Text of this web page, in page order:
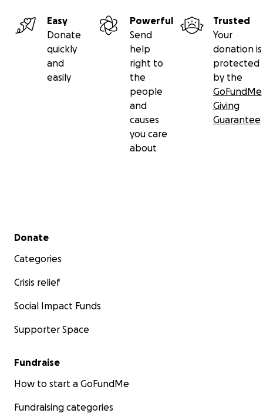
Easy
Donate
quickly
and
easily
Powerful
Send
help
right to
the
people
and
causes
you care
about
Trusted
Your
donation is
protected
by the
GoFundMe
Giving
Guarantee
Secondary menu
Donate
Categories
Crisis relief
Social Impact Funds
Supporter Space
Fundraise
How to start a GoFundMe
Fundraising categories